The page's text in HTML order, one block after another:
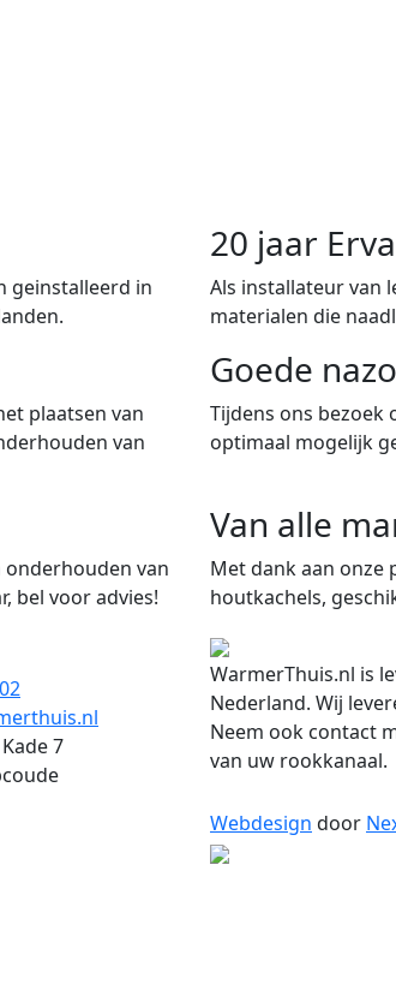
geinstalleerd in
20 jaar
Als installateur van
materialen die
plaatsen van
van
Goede
Tijdens ons bezoek
optimaal mogelijk
van
bel voor advies!
Van alle
Met dank aan
houtkachels,
7
WarmerThuis.nl is
Nederland. Wij
Neem ook contact
van uw rookkanaal.
Webdesign door